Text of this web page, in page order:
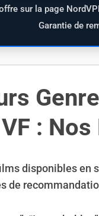
sur la page
Garantie de
:
disponibles en
de